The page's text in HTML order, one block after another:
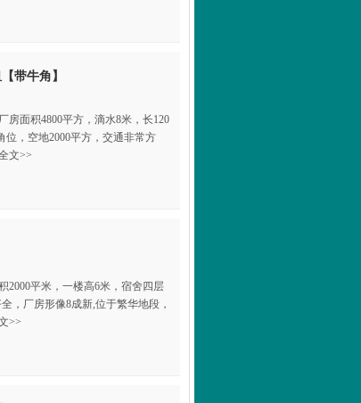
带牛角】
房面积4800平方，滴水8米，长120
位，空地2000平方，交通非常方
文>>
2000平米，一楼高6米，宿舍四层
，厂房形像8成新,位于繁华地段，
>>